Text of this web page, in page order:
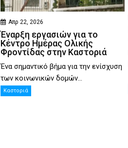
Απρ 22, 2026
Έναρξη εργασιών για το
Κέντρο Ημέρας Ολικής
Φροντίδας στην Καστοριά
Ένα σημαντικό βήμα για την ενίσχυση
των κοινωνικών δομών...
Καστοριά